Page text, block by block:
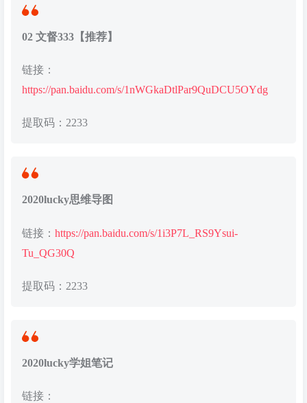
02 文督333【推荐】
链接：
https://pan.baidu.com/s/1nWGkaDtlPar9QuDCU5OYdg
提取码：2233
2020lucky思维导图
链接： https://pan.baidu.com/s/1i3P7L_RS9Ysui-
Tu_QG30Q
提取码：2233
2020lucky学姐笔记
链接：